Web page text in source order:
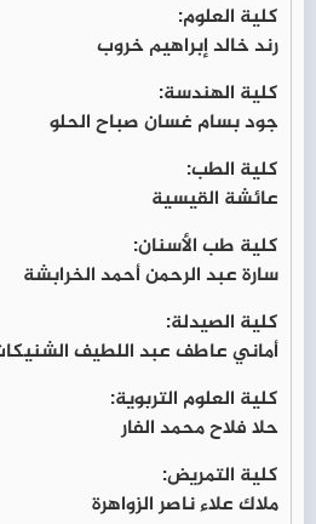
كلية العلوم:
رند خالد إبراهيم خروب
كلية الهندسة:
جود بسام غسان صباح الحلو
كلية الطب:
عائشة القيسية
كلية طب الأسنان:
سارة عبد الرحمن أحمد الخرابشة
كلية الصيدلة:
أماني عاطف عبد اللطيف
كلية العلوم التربوية:
حلا فلاح محمد الفار
كلية التمريض:
ملاك علاء ناصر الزواهرة